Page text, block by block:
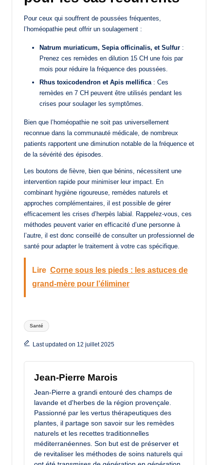
Pour ceux qui souffrent de poussées fréquentes,
l’homéopathie peut offrir un soulagement :
Natrum muriaticum, Sepia officinalis, et Sulfur :
Prenez ces remèdes en dilution 15 CH une fois par
mois pour réduire la fréquence des poussées.
Rhus toxicodendron et Apis mellifica : Ces
remèdes en 7 CH peuvent être utilisés pendant les
crises pour soulager les symptômes.
Bien que l’homéopathie ne soit pas universellement
reconnue dans la communauté médicale, de nombreux
patients rapportent une diminution notable de la fréquence et
de la sévérité des épisodes.
Les boutons de fièvre, bien que bénins, nécessitent une
intervention rapide pour minimiser leur impact. En
combinant hygiène rigoureuse, remèdes naturels et
approches complémentaires, il est possible de gérer
efficacement les crises d’herpès labial. Rappelez-vous, ces
méthodes peuvent varier en efficacité d’une personne à
l’autre, il est donc conseillé de consulter un professionnel de
santé pour adapter le traitement à votre cas spécifique.
Lire Corne sous les pieds : les astuces de
grand-mère pour l’éliminer
Tags:
Santé
Last updated on 12 juillet 2025
Jean-Pierre Marois
Jean-Pierre a grandi entouré des champs de
lavande et d'herbes de la région provençale.
Passionné par les vertus thérapeutiques des
plantes, il partage son savoir sur les remèdes
naturels et les recettes traditionnelles
méditerranéennes. Son but est de préserver et
de revitaliser les méthodes de soins naturels qui